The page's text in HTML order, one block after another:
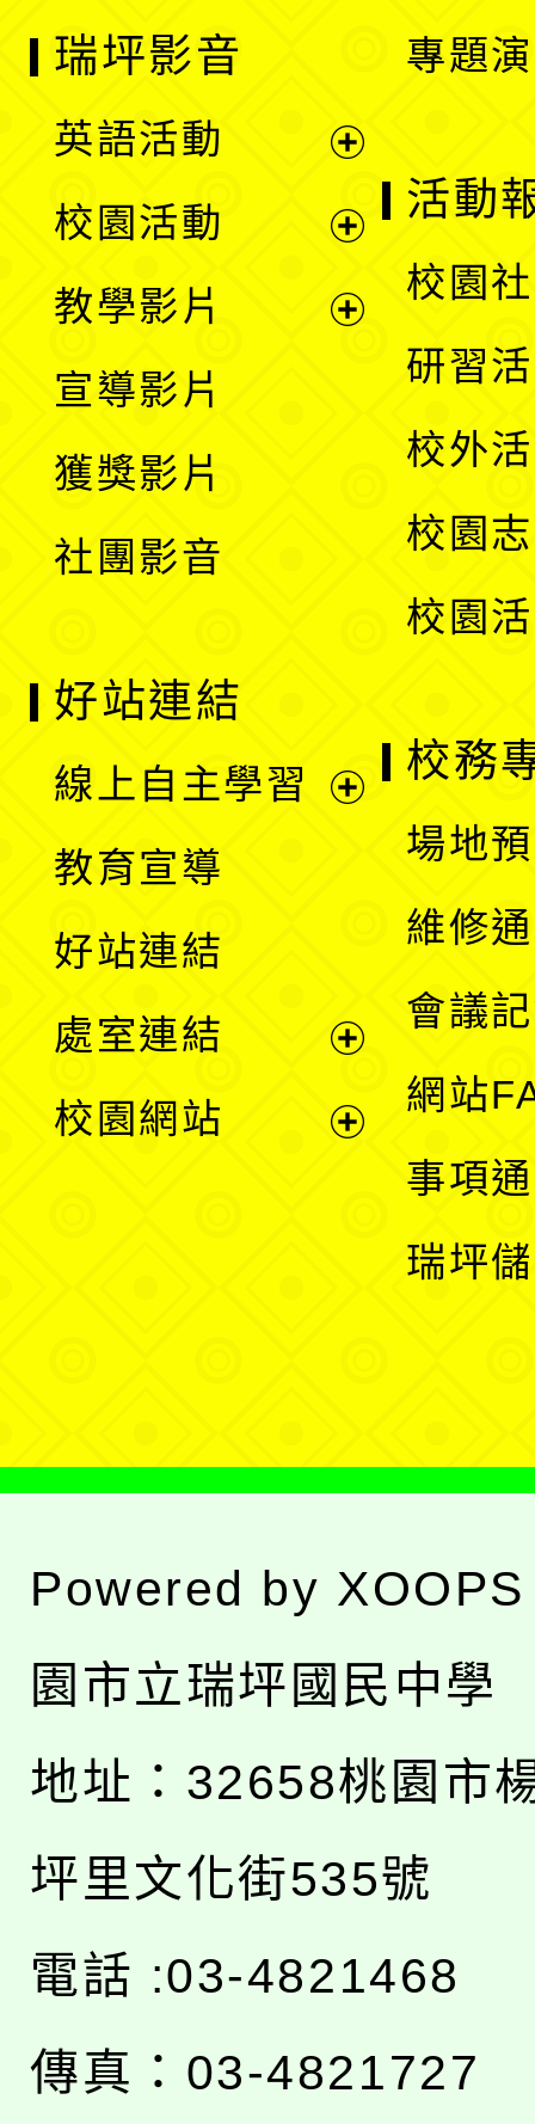
專題
瑞坪影音
英語活動
選
校園活動
教學影片
宣導影片
獲獎影片
社團影音
活動
校園
研習
校外
校園
校園
好站連結
線上自主學習
單
教育宣導
好站連結
處室連結
校園網站
校務
場地
維修
會議
網站
事項
瑞坪
Powered by XOOPS
園市立瑞坪國民中學
地址： 32658桃園市
坪里文化街535號
電話 :03-4821468
傳真：03-4821727